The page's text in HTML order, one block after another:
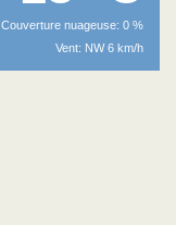
Couverture nuageuse: 0 %
Vent: NW 6 km/h